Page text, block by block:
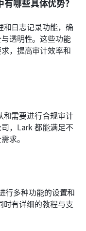
哪些具体优势？
日志记录功能，确
透明性。这些功能
，提高审计效率和
和需要进行合规审计
，Lark 都能满足不
求。
行多种功能的设置和
有详细的教程与支